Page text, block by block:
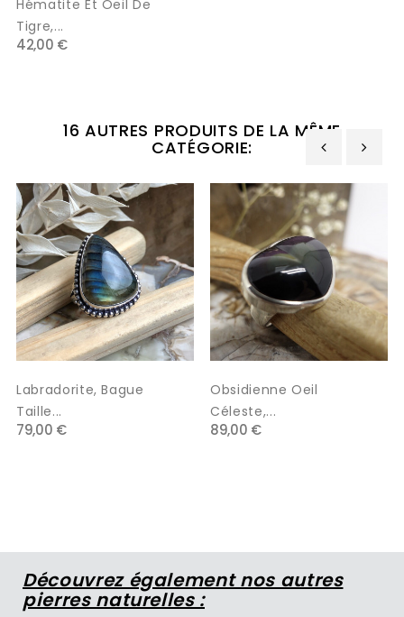
Hématite Et Oeil De
Tigre,...
42,00 €
16 AUTRES PRODUITS DE LA MÊME
CATÉGORIE:
Labradorite, Bague
Taille...
79,00 €
Obsidienne Oeil
Céleste,...
89,00 €
‹
Découvrez également nos autres
pierres naturelles :